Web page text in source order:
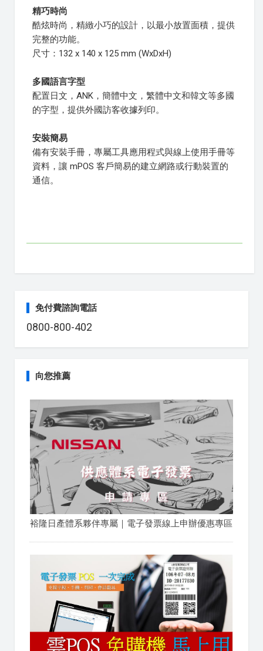
精巧時尚
酷炫時尚，精緻小巧的設計，以最小放置面積，提供
完整的功能。
尺寸：132 x 140 x 125 mm (WxDxH)
多國語言字型
配置日文，ANK，簡體中文，繁體中文和韓文等多國
的字型，提供外國訪客收據列印。
安裝簡易
備有安裝手冊，專屬工具應用程式與線上使用手冊等
資料，讓 mPOS 客戶簡易的建立網路或行動裝置的
通信。
免付費諮詢電話
0800-800-402
向您推薦
裕隆日產體系夥伴專屬｜電子發票線上申辦優惠專區